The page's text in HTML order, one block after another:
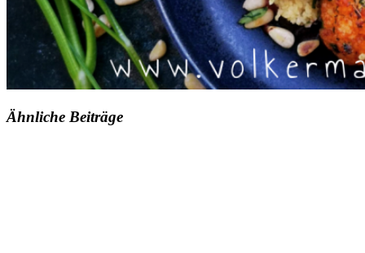
Ähnliche Beiträge